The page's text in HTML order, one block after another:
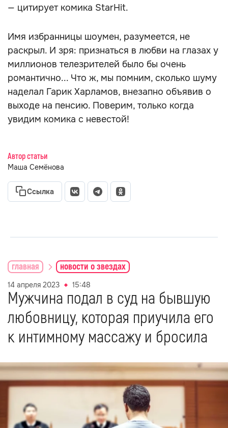
— цитирует комика StarHit.
Имя избранницы шоумен, разумеется, не
раскрыл. И зря: признаться в любви на глазах у
миллионов телезрителей было бы очень
романтично... Что ж, мы помним, сколько шуму
наделал Гарик Харламов, внезапно объявив о
выходе на пенсию. Поверим, только когда
увидим комика с невестой!
Автор статьи
Маша Семёнова
Ссылка
главная новости о звездах
14 апреля 2023 15:48
Мужчина подал в суд на бывшую
любовницу, которая приучила его
к интимному массажу и бросила